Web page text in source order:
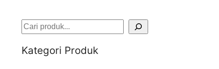
S
Kategori Produk